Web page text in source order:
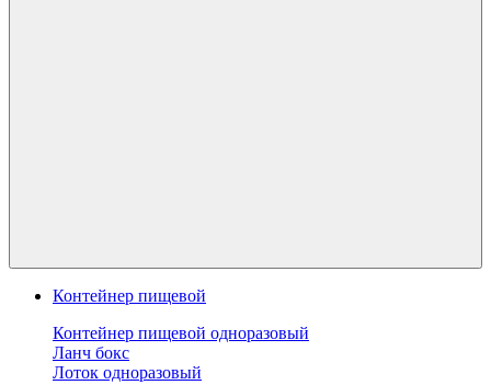
Контейнер пищевой
Контейнер пищевой одноразовый
Ланч бокс
Лоток одноразовый